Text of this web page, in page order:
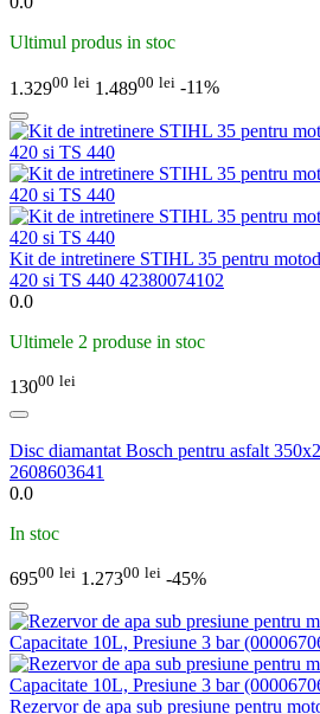
Ultimul produs in stoc
1.32900 lei 1.48900 lei -11%
Kit de intretinere STIHL 35 pentru
420 si TS 440 42380074102
0.0
Ultimele 2 produse in stoc
13000 lei
Disc diamantat Bosch pentru asfalt
2608603641
0.0
In stoc
69500 lei 1.27300 lei -45%
Rezervor de apa sub presiune pentru